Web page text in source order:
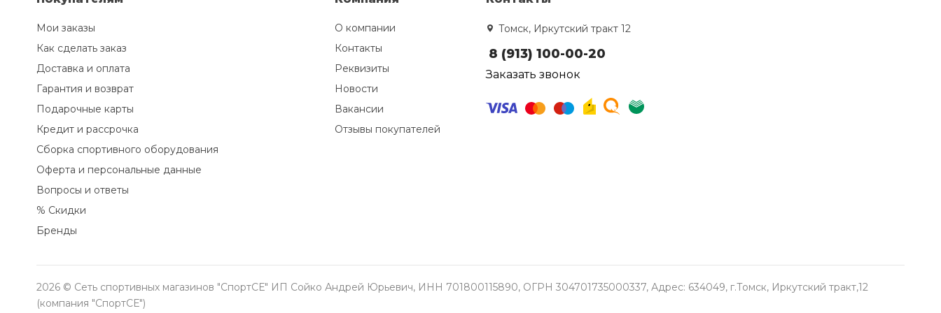
Мои заказы
Как сделать заказ
Доставка и оплата
Гарантия и возврат
Подарочные карты
Кредит и рассрочка
Сборка спортивного оборудования
Оферта и персональные данные
Вопросы и ответы
% Скидки
Бренды
О компании
Контакты
Реквизиты
Новости
Вакансии
Отзывы покупателей
Томск, Иркутский тракт 12
8 (913) 100-00-20
Заказать звонок
2026 © Сеть спортивных магазинов "СпортСЕ" ИП Сойко Андрей Юрьевич, ИНН 701800115890, ОГРН 304701735000337, Адрес: 634049, г.Томск, Иркутский тракт,12
(компания "СпортСЕ")